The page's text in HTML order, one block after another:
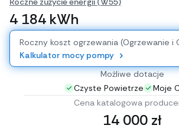
4 184 kWh
Roczny koszt ogrzewania (Ogrzewanie i
Kalkulator mocy pompy
Możliwe dotacje
Czyste Powietrze
Moje
Cena katalogowa
14 000 zł